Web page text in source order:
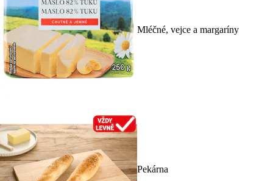
Mléčné, vejce a margaríny
Pekárna